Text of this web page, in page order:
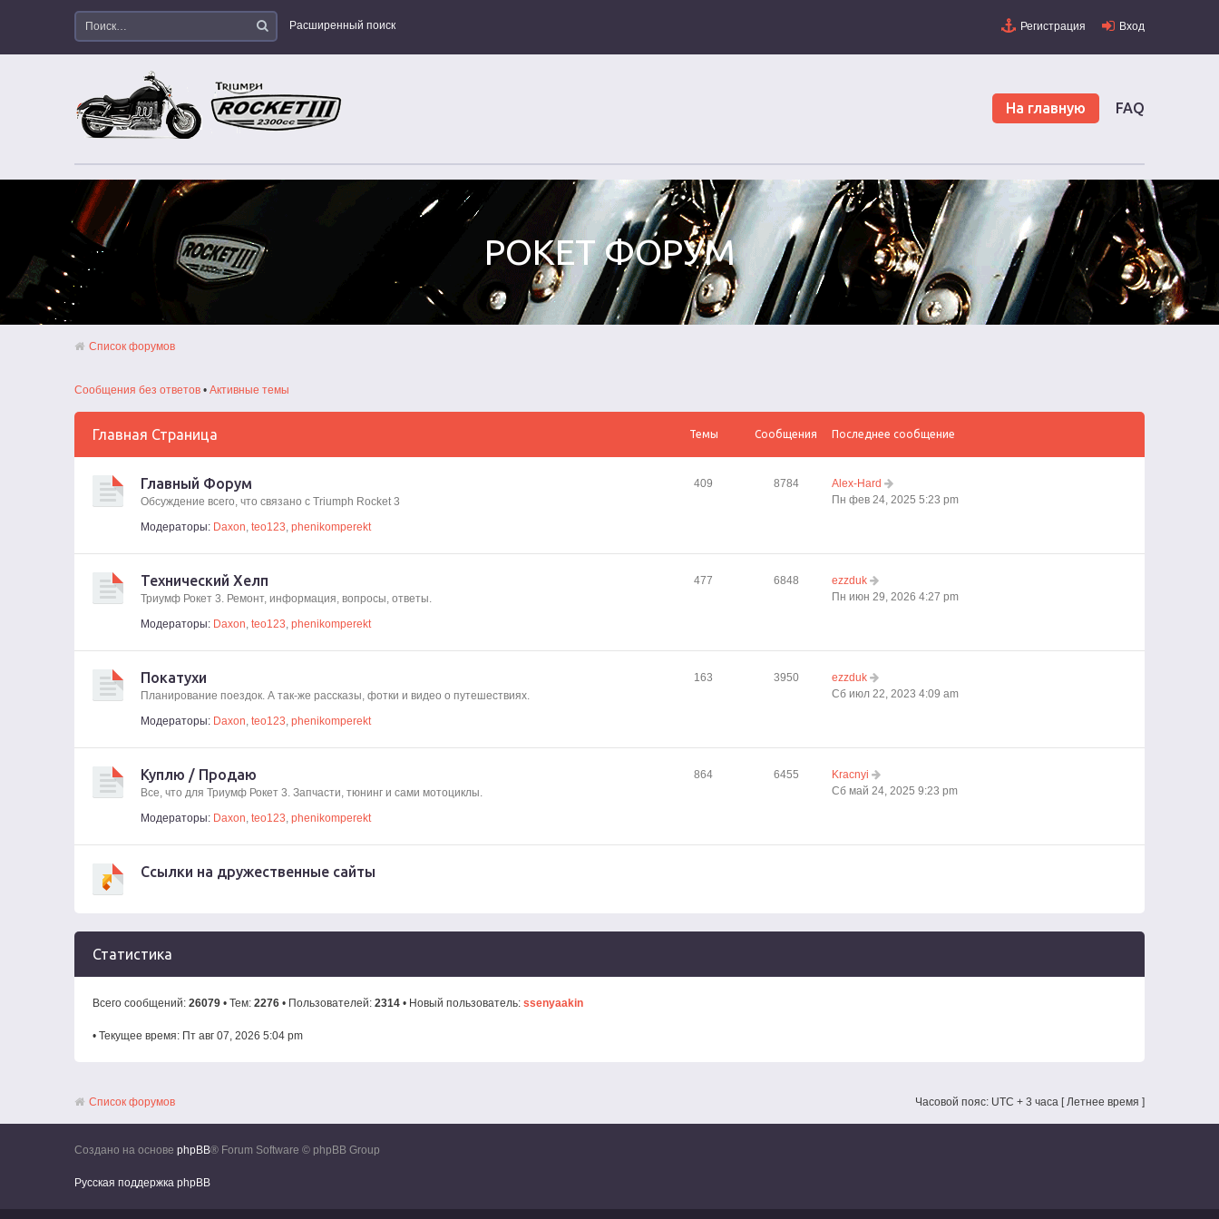
Регистрация Вход
Расширенный поиск
На главную FAQ
РОКЕТ ФОРУМ
Список форумов
Сообщения без ответов • Активные темы
Главная Страница Темы Сообщения Последнее сообщение
Главный Форум
Обсуждение всего, что связано с Triumph Rocket 3
Модераторы: Daxon, teo123, phenikomperekt
409 8784
Alex-Hard
Пн фев 24, 2025 5:23 pm
Технический Хелп
Триумф Рокет 3. Ремонт, информация, вопросы, ответы.
Модераторы: Daxon, teo123, phenikomperekt
477 6848
ezzduk
Пн июн 29, 2026 4:27 pm
Покатухи
Планирование поездок. А так-же рассказы, фотки и видео о путешествиях.
Модераторы: Daxon, teo123, phenikomperekt
163 3950
ezzduk
Сб июл 22, 2023 4:09 am
Куплю / Продаю
Все, что для Триумф Рокет 3. Запчасти, тюнинг и сами мотоциклы.
Модераторы: Daxon, teo123, phenikomperekt
864 6455
Kracnyi
Сб май 24, 2025 9:23 pm
Ссылки на дружественные сайты
Статистика
Всего сообщений: 26079 • Тем: 2276 • Пользователей: 2314 • Новый пользователь: ssenyaakin
• Текущее время: Пт авг 07, 2026 5:04 pm
Список форумов Часовой пояс: UTC + 3 часа [ Летнее время ]
Создано на основе phpBB® Forum Software © phpBB Group
Русская поддержка phpBB